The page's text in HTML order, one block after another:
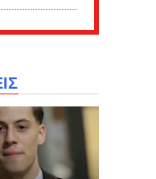
και με